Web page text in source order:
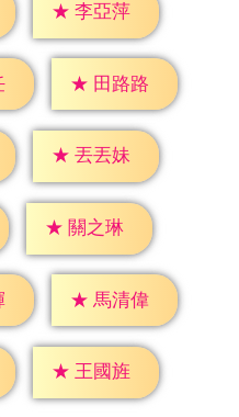
★ 李亞萍
★ 田路路
★ 丟丟妹
★ 關之琳
★ 馬清偉
★ 王國旌